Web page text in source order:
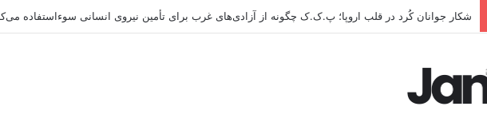
شکار جوانان کُرد در قلب اروپا؛ پ.ک.ک چگونه از آزادی‌های غرب برای تأمین نیروی انسانی سوءاستفاده